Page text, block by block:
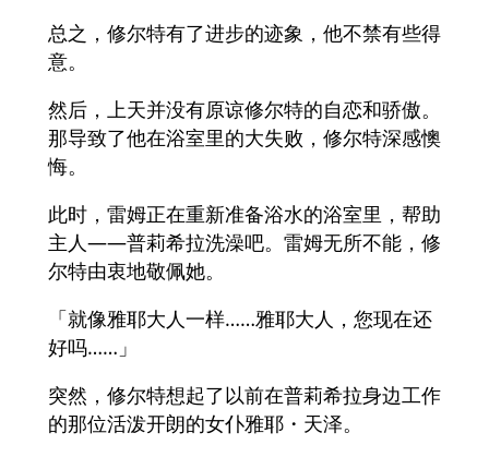
总之，修尔特有了进步的迹象，他不禁有些得
意。
然后，上天并没有原谅修尔特的自恋和骄傲。
那导致了他在浴室里的大失败，修尔特深感懊
悔。
此时，雷姆正在重新准备浴水的浴室里，帮助
主人——普莉希拉洗澡吧。雷姆无所不能，修
尔特由衷地敬佩她。
「就像雅耶大人一样……雅耶大人，您现在还
好吗……」
突然，修尔特想起了以前在普莉希拉身边工作
的那位活泼开朗的女仆雅耶・天泽。